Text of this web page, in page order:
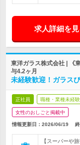
求人詳細を見
東洋ガラス株式会社 | 《
与4.2ヶ月
未経験歓迎！ガラス
正社員 職種・業種未経
女性のおしごと掲載中
情報更新日：2026/06/19
【スーパーや